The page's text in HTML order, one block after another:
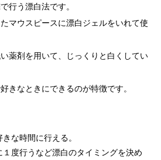
行う漂白法です。
マウスピースに漂白ジェルをいれて使
薬剤を用いて、じっくりと白くしてい
きなときにできるのが特徴です。
な時間に行える。
度行うなど漂白のタイミングを決め